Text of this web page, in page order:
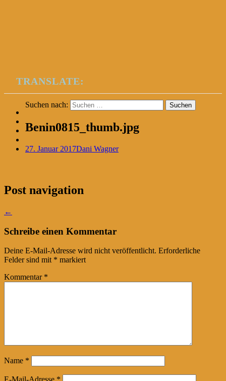
TRANSLATE:
Suchen nach:
Benin0815_thumb.jpg
27. Januar 2017Dani Wagner
Post navigation
←
Schreibe einen Kommentar
Deine E-Mail-Adresse wird nicht veröffentlicht. Erforderliche
Felder sind mit * markiert
Kommentar *
Name *